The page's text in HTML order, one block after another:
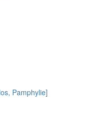
Pamphylie]